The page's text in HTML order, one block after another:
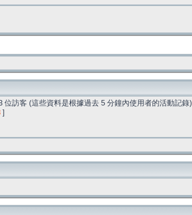
訪客 (這些資料是根據過去 5 分鐘內使用者的活動記錄)
]